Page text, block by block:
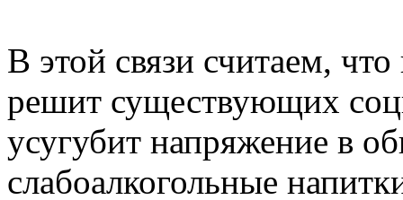
В этой связи считаем,
решит существующих
усугубит напряжение в
слабоалкогольные